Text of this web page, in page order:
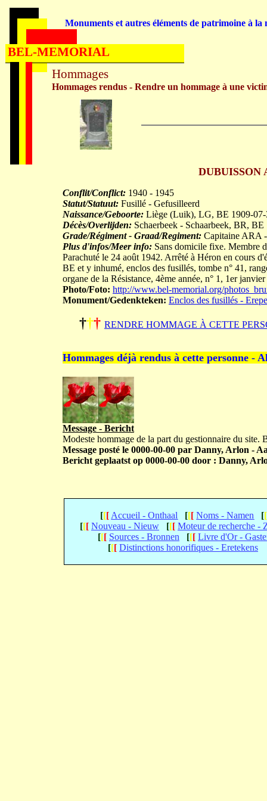
DUBUISSON
Conflit/Conflict: 1940 - 1945
Statut/Statuut: Fusillé - Gefusilleerd
Naissance/Geboorte: Liège (Luik), LG, BE 1909-
Décès/Overlijden: Schaerbeek - Schaarbeek, BR,
Grade/Régiment - Graad/Regiment: Capitaine ARA
Plus d'infos/Meer info: Sans domicile fixe. Membre
Parachuté le 24 août 1942. Arrêté à Héron en cours
BE et y inhumé, enclos des fusillés, tombe n° 41,
organe de la Résistance, 4ème année, n° 1, 1er
Photo/Foto: http://www.bel-memorial.org/
Monument/Gedenkteken: Enclos des fusillés -
††† RENDRE HOMMAGE À CETTE
Hommages déjà rendus à cette personne -
Message - Bericht
Modeste hommage de la part du gestionnaire du site.
Message posté le 0000-00-00 par Danny, Arlon -
Bericht geplaatst op 0000-00-00 door : Danny,
[[[ Accueil - Onthaal [[[ Noms - Namen [[
[[[ Nouveau - Nieuw [[[ Moteur de recherche -
[[[ Sources - Bronnen [[[ Livre d'Or -
[[[ Distinctions honorifiques - Eretekens
Hommages
Hommages rendus - Rendre un hommage à une
Monuments et autres éléments de patrimoine à la
BEL-MEMORIAL